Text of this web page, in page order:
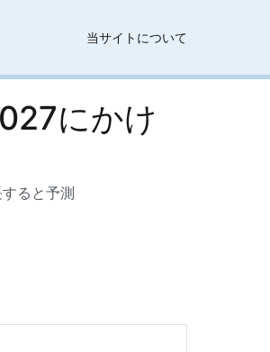
当サイトについて
にかけ
ると予測